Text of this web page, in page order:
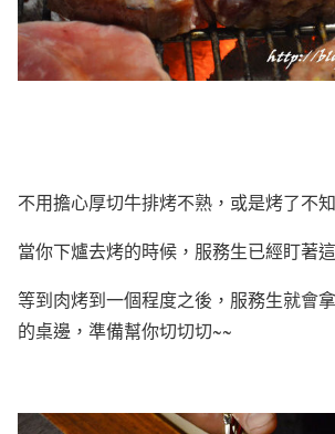
不用擔心厚切牛排烤不熟，或是烤了不
當你下爐去烤的時候，服務生已經盯著
等到肉烤到一個程度之後，服務生就會
的桌邊，準備幫你切切切~~